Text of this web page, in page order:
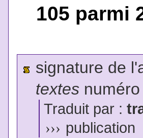
105 parmi
signature de
textesnuméro
Traduit par :
››› publication